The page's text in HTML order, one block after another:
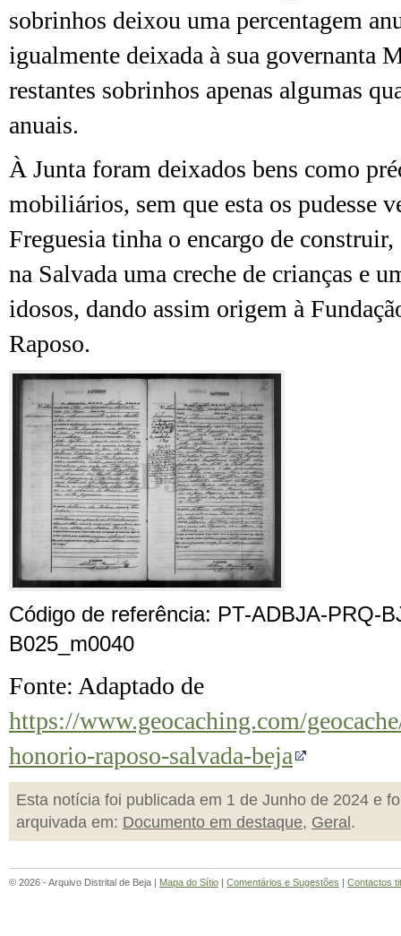
sobrinhos deixou uma percentagem
igualmente deixada à sua governanta
restantes sobrinhos apenas algumas
anuais.
À Junta foram deixados bens como
mobiliários, sem que esta os pudesse
Freguesia tinha o encargo de construir,
na Salvada uma creche de crianças e
idosos, dando assim origem à
Raposo.
Código de referência: PT-ADBJA-PRQ-
B025_m0040
Fonte: Adaptado de
https://www.geocaching.com/
honorio-raposo-salvada-beja
Esta notícia foi publicada em 1 de Junho de 2024 e
arquivada em: Documento em destaque, Geral .
© 2026 - Arquivo Distrital de Beja | Mapa do Sítio | Comentários e Sugestões | Contactos